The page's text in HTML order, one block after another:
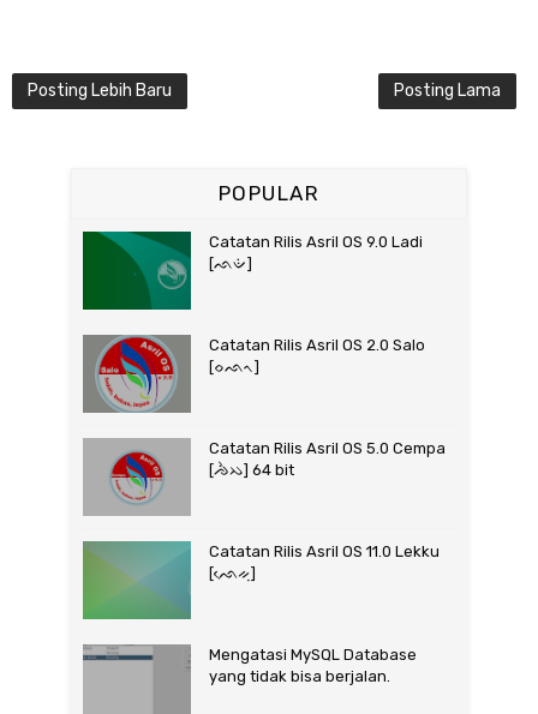
Posting Lebih Baru Posting Lama
POPULAR
Catatan Rilis Asril OS 9.0 Ladi
[ᨒᨉᨗ]
Catatan Rilis Asril OS 2.0 Salo
[ᨔᨒᨚ]
Catatan Rilis Asril OS 5.0 Cempa
[ᨌᨛᨇ] 64 bit
Catatan Rilis Asril OS 11.0 Lekku
[ᨒᨙᨀᨘ]
Mengatasi MySQL Database
yang tidak bisa berjalan.